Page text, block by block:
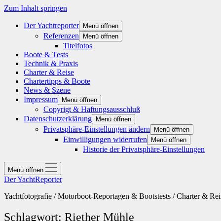
Zum Inhalt springen
Der Yachtreporter Menü öffnen
Referenzen Menü öffnen
Titelfotos
Boote & Tests
Technik & Praxis
Charter & Reise
Chartertipps & Boote
News & Szene
Impressum
Menü öffnen
Copyrigt & Haftungsausschluß
Datenschutzerklärung
Menü öffnen
Privatsphäre-Einstellungen ändern Menü öffnen
Einwilligungen widerrufen Menü öffnen
Historie der Privatsphäre-Einstellungen
Menü öffnen
Der YachtReporter
Yachtfotografie / Motorboot-Reportagen & Bootstests / Charter &
Schlagwort: Riether Mühle